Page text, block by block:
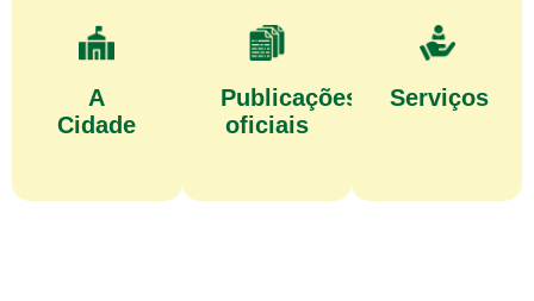
A
Cidade
Publicações
oficiais
Serviços